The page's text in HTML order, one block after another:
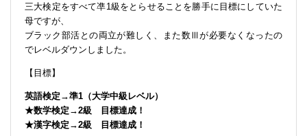
三大検定をすべて凖1級をとらせることを勝手に目標にしていた
母ですが、
ブラック部活との両立が難しく、また数Ⅲが必要なくなったの
でレベルダウンしました。
【目標】
英語検定→準1（大学中級レベル）
★数学検定→2級 目標達成！
★漢字検定→2級 目標達成！